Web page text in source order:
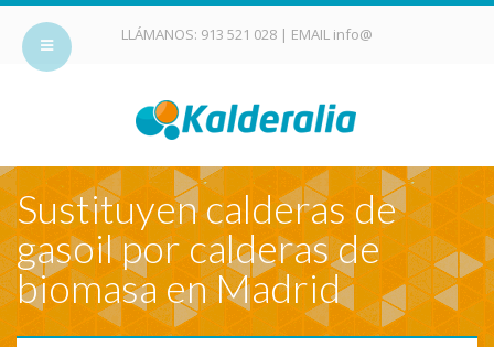
LLÁMANOS: 913 521 028 | EMAIL info@
Sustituyen calderas de
gasoil por calderas de
biomasa en Madrid